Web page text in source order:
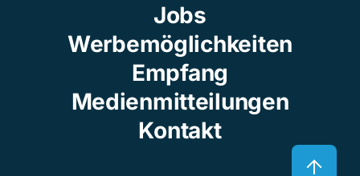
Jobs
Werbemöglichkeiten
Empfang
Medienmitteilungen
Kontakt